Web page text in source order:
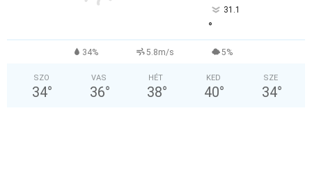
31.1
°
34% 5.8m/s 5%
SZO
34°
VAS
36°
HÉT
38°
KED
40°
SZE
34°